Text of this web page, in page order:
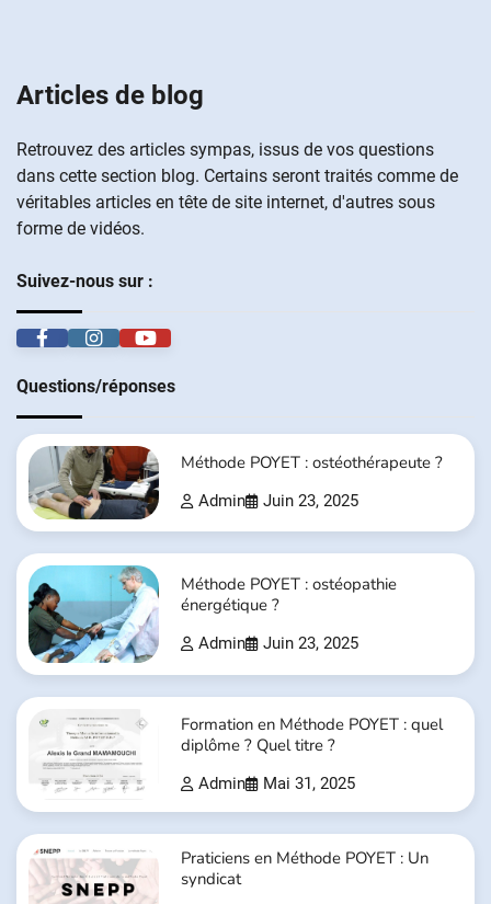
Articles de blog
Retrouvez des articles sympas, issus de vos questions
dans cette section blog. Certains seront traités comme de
véritables articles en tête de site internet, d'autres sous
forme de vidéos.
Suivez-nous sur :
Questions/réponses
Méthode POYET : ostéothérapeute ?
Admin Juin 23, 2025
Méthode POYET : ostéopathie
énergétique ?
Admin Juin 23, 2025
Formation en Méthode POYET : quel
diplôme ? Quel titre ?
Admin Mai 31, 2025
Praticiens en Méthode POYET : Un
syndicat